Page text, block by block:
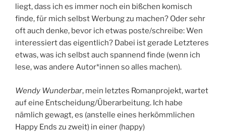
liegt, dass ich es immer noch ein bißchen komisch
finde, für mich selbst Werbung zu machen? Oder sehr
oft auch denke, bevor ich etwas poste/schreibe: Wen
interessiert das eigentlich? Dabei ist gerade Letzteres
etwas, was ich selbst auch spannend finde (wenn ich
lese, was andere Autor*innen so alles machen).
Wendy Wunderbar, mein letztes Romanprojekt, wartet
auf eine Entscheidung/Überarbeitung. Ich habe
nämlich gewagt, es (anstelle eines herkömmlichen
Happy Ends zu zweit) in einer (happy)